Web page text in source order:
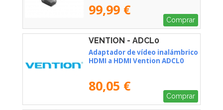
99,99 €
Comprar
VENTION - ADCL0
Adaptador de vídeo inalámbrico
HDMI a HDMI Vention ADCL0
80,05 €
Comprar